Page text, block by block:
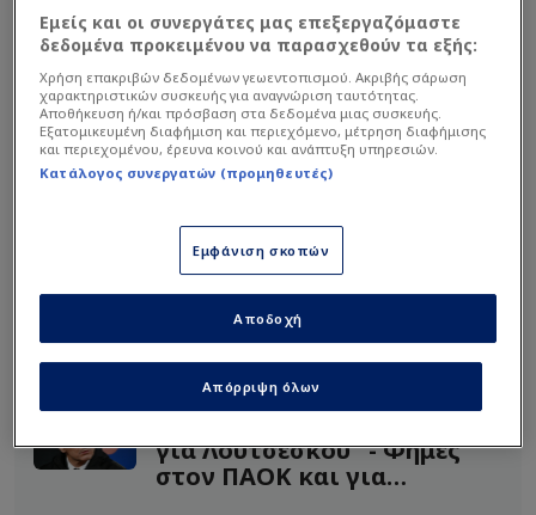
Σύμφωνα με δημοσίευμα τουRusfootball.info
ο Ρώσος χαφ βρίσκεται στη λίστα αρκετών
συλλόγων από την Ελλάδα, οι οποίοι
εξετάζουν σοβαρά την περίπτωσή του ενόψει
της νέας αγωνιστικής περιόδου. Μέχρι τώρα,
διαπραγματεύσεις ανάμεσα στην πλευρά του
ποδοσφαιριστή και κάποια ενδιαφερόμενη
ομάδα.
Διαβάστε επίσης...
για Λουτσέσκου" - Φήμες
στον ΠΑΟΚ και για
Εμείς και οι συνεργάτες μας επεξεργαζόμαστε
δεδομένα προκειμένου να παρασχεθούν τα εξής:
Χρήση επακριβών δεδομένων γεωεντοπισμού. Ακριβής σάρωση
χαρακτηριστικών συσκευής για αναγνώριση ταυτότητας.
Αποθήκευση ή/και πρόσβαση στα δεδομένα μιας συσκευής.
Εξατομικευμένη διαφήμιση και περιεχόμενο, μέτρηση διαφήμισης
και περιεχομένου, έρευνα κοινού και ανάπτυξη υπηρεσιών.
Κατάλογος συνεργατών (προμηθευτές)
Εμφάνιση σκοπών
Απόρριψη όλων
Αποδοχή